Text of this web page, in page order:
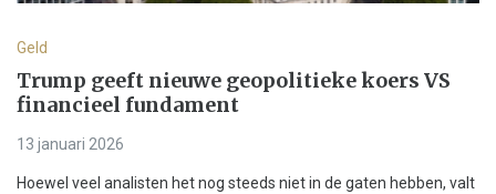
Geld
Trump geeft nieuwe geopolitieke koers VS
financieel fundament
13 januari 2026
Hoewel veel analisten het nog steeds niet in de gaten hebben, valt